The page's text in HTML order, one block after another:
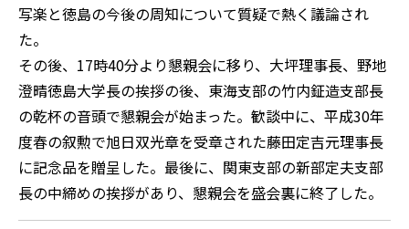
写楽と徳島の今後の周知について質疑で熱く議論され
た。
その後、17時40分より懇親会に移り、大坪理事長、野地
澄晴徳島大学長の挨拶の後、東海支部の竹内鉦造支部長
の乾杯の音頭で懇親会が始まった。歓談中に、平成30年
度春の叙勲で旭日双光章を受章された藤田定吉元理事長
に記念品を贈呈した。最後に、関東支部の新部定夫支部
長の中締めの挨拶があり、懇親会を盛会裏に終了した。